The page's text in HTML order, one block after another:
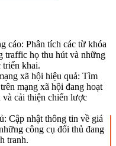
cáo: Phân tích các từ khóa
traffic họ thu hút và những
triển khai.
xã hội hiệu quả: Tìm
mạng xã hội đang hoạt
và cải thiện chiến lược
Cập nhật thông tin về giá
công cụ đối thủ đang
tranh.